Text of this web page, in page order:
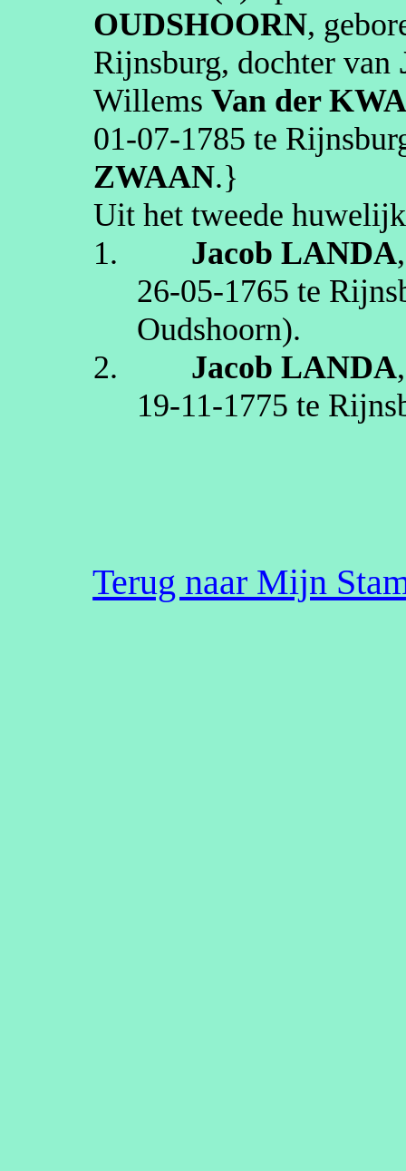
OUDSHOORN,
Rijnsburg, dochter van
Willems Van der
01‑07‑1785 te
ZWAAN.}
Uit het tweede
1.
Jacob LANDA
26‑05‑1765 te
Oudshoorn).
2.
Jacob LANDA
19‑11‑1775 te
Terug naar Mijn